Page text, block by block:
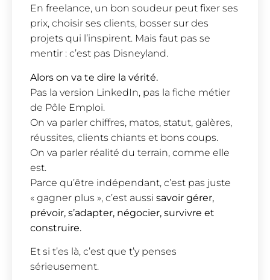
En freelance, un bon soudeur peut fixer ses
prix, choisir ses clients, bosser sur des
projets qui l’inspirent. Mais faut pas se
mentir : c’est pas Disneyland.
Alors on va te dire la vérité.
Pas la version LinkedIn, pas la fiche métier
de Pôle Emploi.
On va parler chiffres, matos, statut, galères,
réussites, clients chiants et bons coups.
On va parler réalité du terrain, comme elle
est.
Parce qu’être indépendant, c’est pas juste
« gagner plus », c’est aussi savoir gérer,
prévoir, s’adapter, négocier, survivre et
construire.
Et si t’es là, c’est que t’y penses
sérieusement.